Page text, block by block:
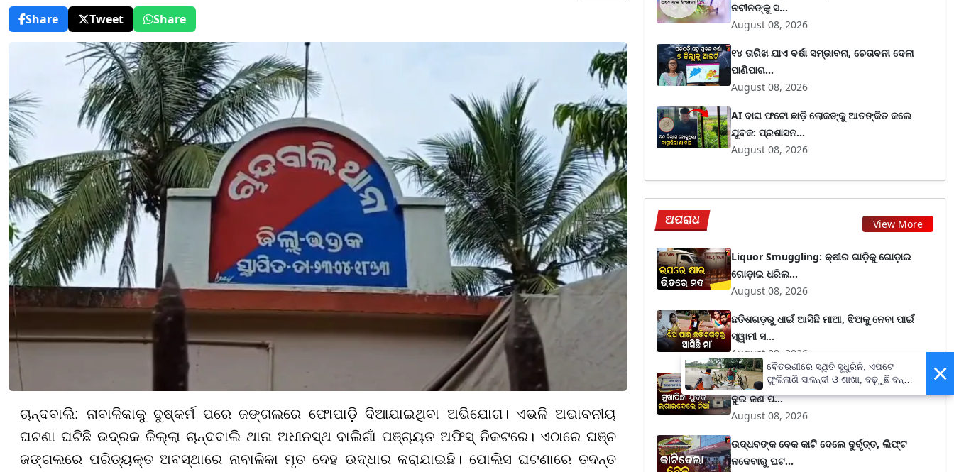
Share
Tweet Share
ଚାନ୍ଦବାଲି: ନାବାଳିକାକୁ ଦୁଷ୍କର୍ମ ପରେ ଜଙ୍ଗଲରେ ଫୋପାଡ଼ି ଦିଆଯାଇଥିବା ଅଭିଯୋଗ। ଏଭଳି ଅଭାବନୀୟ
ଘଟଣା ଘଟିଛି ଭଦ୍ରକ ଜିଲ୍ଲା ଚାନ୍ଦବାଲି ଥାନା ଅଧୀନସ୍ଥ ବାଲିଗାଁ ପଞ୍ଚାୟତ ଅଫିସ୍ ନିକଟରେ। ଏଠାରେ ଘଞ୍ଚ
ଜଙ୍ଗଲରେ ପରିତ୍ୟକ୍ତ ଅବସ୍ଥାରେ ନାବାଳିକା ମୃତ ଦେହ ଉଦ୍ଧାର କରାଯାଇଛି। ପୋଲିସ ଘଟଣାରେ ତଦନ୍ତ
ନବୀନଙ୍କୁ ସ...
August 08, 2026
୧୪ ତାରିଖ ଯାଏ ବର୍ଷା ସମ୍ଭାବନା, ଚେତାବନୀ ଦେଲା
ପାଣିପାଗ...
August 08, 2026
AI ବାଘ ଫଟୋ ଛାଡ଼ି ଲୋକଙ୍କୁ ଆତଙ୍କିତ କଲେ
ଯୁବକ: ପ୍ରଶାସନ...
August 08, 2026
ଅପରାଧ View More
Liquor Smuggling: କ୍ଷୀର ଗାଡ଼ିକୁ ଗୋଡ଼ାଇ
ଗୋଡ଼ାଇ ଧରିଲ...
August 08, 2026
ଛତିଶଗଡ଼ରୁ ଧାଇଁ ଆସିଛି ମାଆ, ଝିଅକୁ ନେବା ପାଇଁ
ସ୍ୱାମୀ ସ...
August 08, 2026
Rourkela : ଶୌଚ ହେବାକୁ ଯାଇଥିଲେ, ମୁଖାପିନ୍ଧା
ଦୁଇ ଜଣ ପ...
August 08, 2026
ଉଦ୍ଧବଙ୍କ ବେକ କାଟି ଦେଲେ ଦୁର୍ବୃତ୍ତ, ଲିଫ୍ଟ
ନଦେବାରୁ ଘଟ...
×
ବୈତରଣୀରେ ସ୍ଥିତି ସୁଧୁରିନି, ଏପଟେ
ଫୁଲିଲାଣି ସାଳନ୍ଦୀ ଓ ଶାଖା, ବଢ଼ୁଛି ବନ୍ୟା
ଭୟ